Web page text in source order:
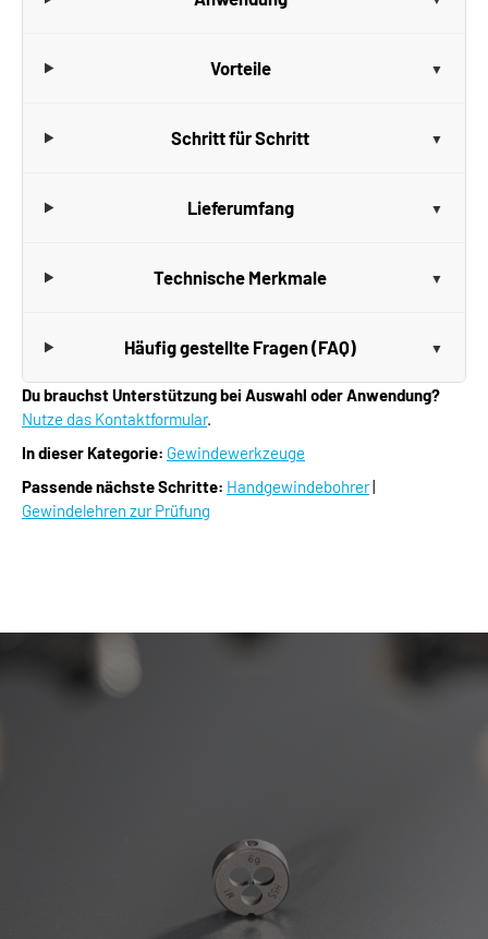
Vorteile
Schritt für Schritt
Lieferumfang
Technische Merkmale
Häufig gestellte Fragen (FAQ)
Du brauchst Unterstützung bei Auswahl oder Anwendung?
Nutze das Kontaktformular.
In dieser Kategorie: Gewindewerkzeuge
Passende nächste Schritte: Handgewindebohrer|
Gewindelehren zur Prüfung